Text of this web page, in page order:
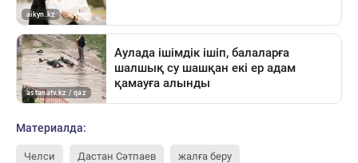
Материалда:
Челси Дастан Сәтпаев жалға беру